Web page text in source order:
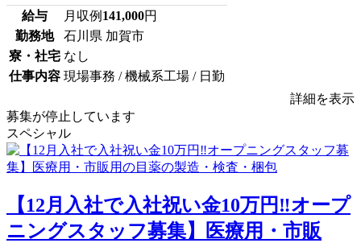
給与 月収例 141,000円
勤務地
石川県 加賀市
寮・社宅 なし
仕事内容 現場事務 / 機械系工場 / 日勤
詳細を表示
募集が停止しています
スペシャル
【12月入社で入社祝い金10万円‼オープ
ニングスタッフ募集】医療用・市販